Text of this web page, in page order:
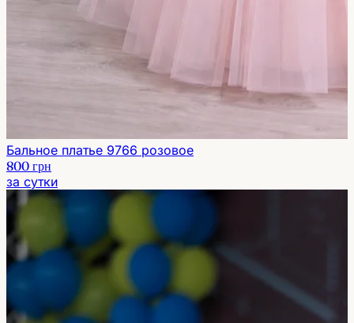
Бальное платье 9766 розовое
800 грн
за сутки